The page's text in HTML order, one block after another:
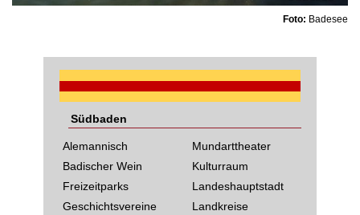
Foto: Badesee
Südbaden
Alemannisch
Badischer Wein
Freizeitparks
Geschichtsvereine
Mundarttheater
Kulturraum
Landeshauptstadt
Landkreise